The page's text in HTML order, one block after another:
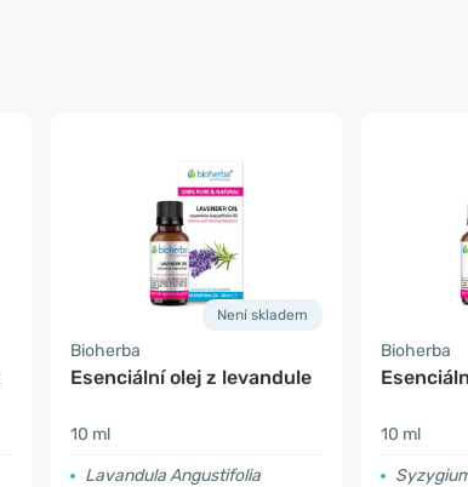
Není skladem
Bioherba
Esenciální olej z levandule
10 ml
Lavandula Angustifolia
Bioherba
10 ml